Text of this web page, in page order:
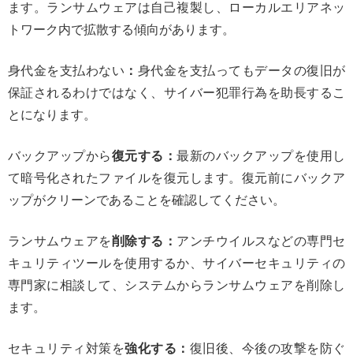
ます。ランサムウェアは自己複製し、ローカルエリアネッ
トワーク内で拡散する傾向があります。
身代金を支払わない ： 身代金を支払ってもデータの復旧が
保証されるわけではなく、サイバー犯罪行為を助長するこ
とになります。
バックアップから復元する：最新のバックアップを使用し
て暗号化されたファイルを復元します。復元前にバックア
ップがクリーンであることを確認してください。
ランサムウェアを削除する： アンチウイルスなどの専門セ
キュリティツールを使用するか、サイバーセキュリティの
専門家に相談して、システムからランサムウェアを削除し
ます。
セキュリティ対策を強化する： 復旧後、今後の攻撃を防ぐ